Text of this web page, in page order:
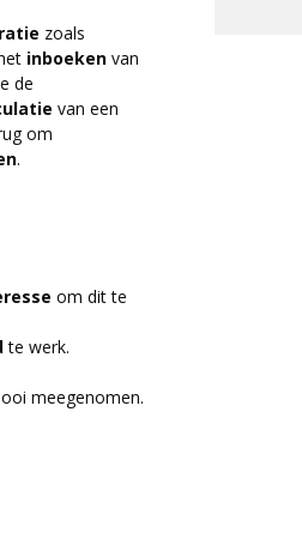
zoals
inboeken van
de
van een
om
.
om dit te
te werk.
meegenomen.